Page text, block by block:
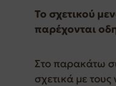
Το σχετικού
παρέχονται
Στo παρακάτω
σχετικά με